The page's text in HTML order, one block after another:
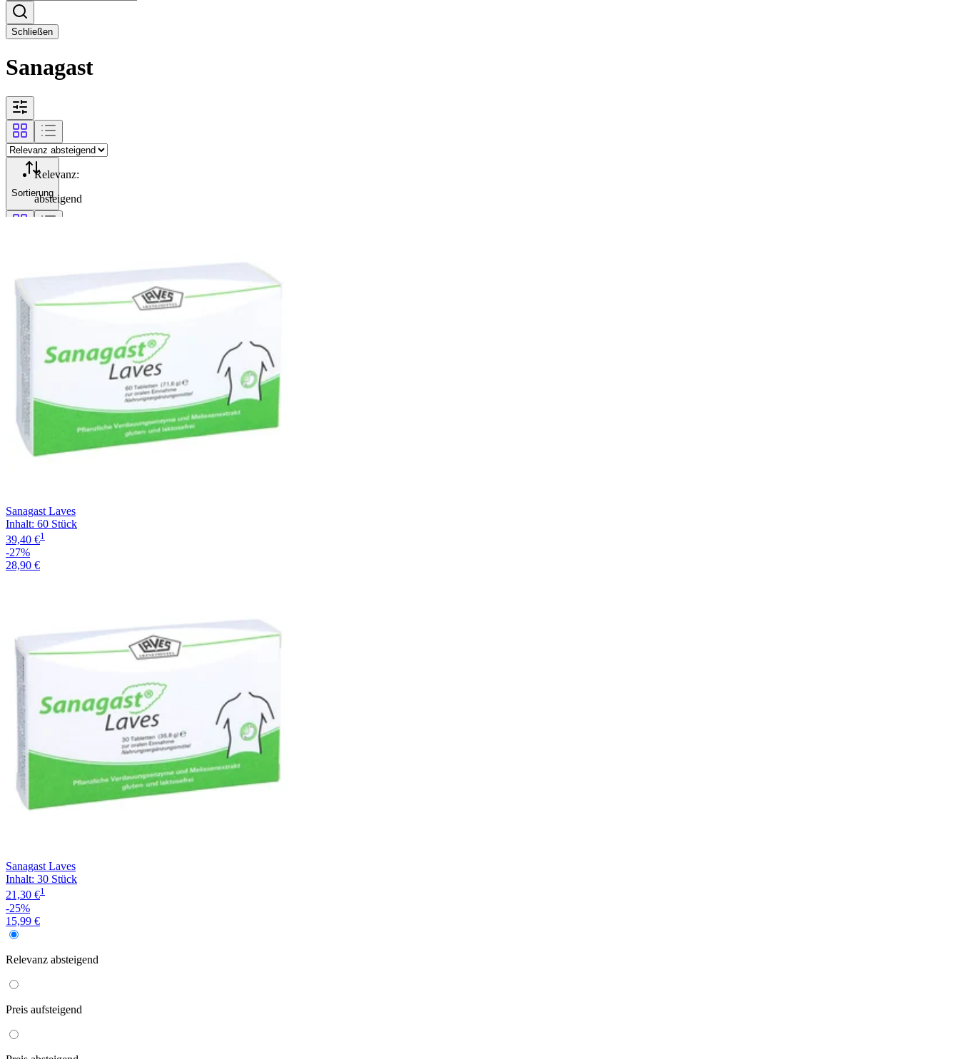
Schließen
Sanagast
Sortierung
Relevanz:
absteigend
Sanagast Laves
Inhalt: 60 Stück
39,40 €1
-27%
28,90 €
Sanagast Laves
Inhalt: 30 Stück
21,30 €1
-25%
15,99 €
Relevanz absteigend
Preis aufsteigend